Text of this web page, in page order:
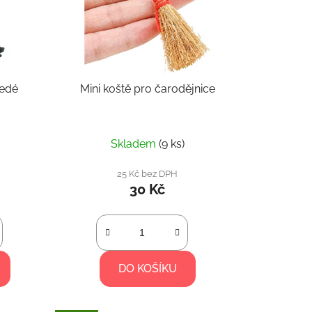
Mini koště pro čarodějnice
Skladem (9 ks)
25 Kč bez DPH
30 Kč
DO KOŠÍKU